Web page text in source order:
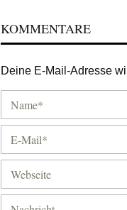
KOMMENTARE
Deine E-Mail-Adresse